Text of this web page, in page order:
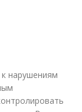
нарушениям